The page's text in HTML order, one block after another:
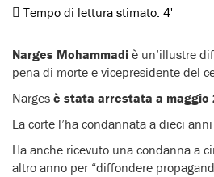
Tempo di lettura stimato: 4'
Narges Mohammadi è un’illustre
pena di morte e vicepresidente del
Narges è stata arrestata a maggio
La corte l’ha condannata a dieci
Ha anche ricevuto una condanna a
altro anno per “diffondere